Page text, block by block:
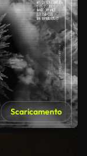
Scaricamento